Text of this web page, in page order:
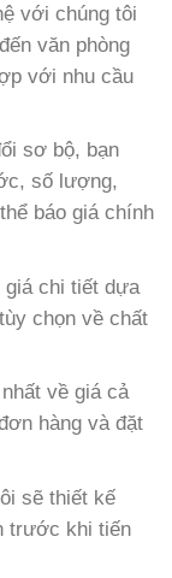
với chúng tôi
văn phòng
với nhu cầu
sơ bộ, bạn
số lượng,
báo giá chính
giá chi tiết dựa
chọn về chất
về giá cả
hàng và đặt
sẽ thiết kế
trước khi tiến